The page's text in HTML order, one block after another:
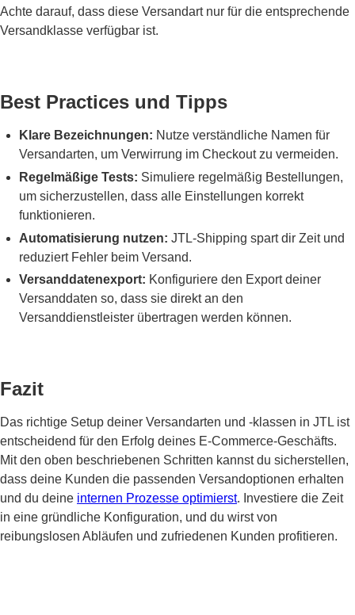
Achte darauf, dass diese Versandart nur für die entsprechende
Versandklasse verfügbar ist.
Best Practices und Tipps
Klare Bezeichnungen: Nutze verständliche Namen für
Versandarten, um Verwirrung im Checkout zu vermeiden.
Regelmäßige Tests: Simuliere regelmäßig Bestellungen,
um sicherzustellen, dass alle Einstellungen korrekt
funktionieren.
Automatisierung nutzen: JTL-Shipping spart dir Zeit und
reduziert Fehler beim Versand.
Versanddatenexport: Konfiguriere den Export deiner
Versanddaten so, dass sie direkt an den
Versanddienstleister übertragen werden können.
Fazit
Das richtige Setup deiner Versandarten und -klassen in JTL ist
entscheidend für den Erfolg deines E-Commerce-Geschäfts.
Mit den oben beschriebenen Schritten kannst du sicherstellen,
dass deine Kunden die passenden Versandoptionen erhalten
und du deine internen Prozesse optimierst. Investiere die Zeit
in eine gründliche Konfiguration, und du wirst von
reibungslosen Abläufen und zufriedenen Kunden profitieren.